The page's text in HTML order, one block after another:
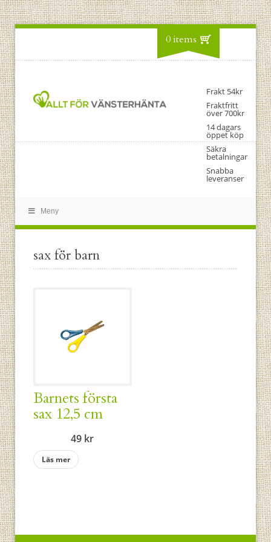
0 items
Frakt 54kr
Fraktfritt
över 700kr
14 dagars
öppet köp
Säkra
betalningar
Snabba
leveranser
Meny
sax för barn
Barnets första
sax 12,5 cm
49 kr
Läs mer